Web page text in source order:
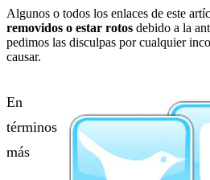
Algunos o todos los enlaces de este
removidos o estar rotos debido a la
pedimos las disculpas por cualquier
causar.
En
términos
más